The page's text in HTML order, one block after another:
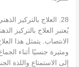
28. العلاج بالتركيز الذهني للانتصاب
يُعتبر العلاج بالتركيز
الانتصاب. يتمثل هذا
ومثيرة جنسيًا أثناء
إلى الاستمتاع واللذة